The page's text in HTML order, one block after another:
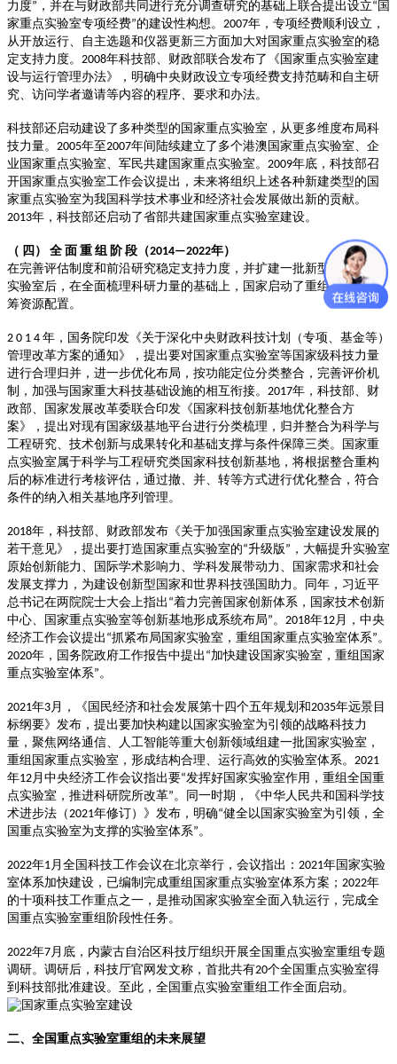
力度” ，并在与财政部共同进行充分调查研究的基础上联合提出设立“国
家重点实验室专项经费”的建设性构想。 2007年，专项经费顺利设立，
从开放运行、自主选题和仪器更新三方面加大对国家重点实验室的稳
定支持力度。 2008年科技部、财政部联合发布了《国家重点实验室建
设与运行管理办法》，明确中央财政设立专项经费支持范畴和自主研
究、访问学者邀请等内容的程序、要求和办法。
科技部还启动建设了多种类型的国家重点实验室，从更多维度布局科
技力量。 2005年至2007年间陆续建立了多个港澳国家重点实验室、企
业国家重点实验室、军民共建国家重点实验室。 2009年底，科技部召
开国家重点实验室工作会议提出，未来将组织上述各种新建类型的国
家重点实验室为我国科学技术事业和经济社会发展做出新的贡献。
2013年，科技部还启动了省部共建国家重点实验室建设。
（ 四） 全 面 重 组 阶 段（2014—2022年）
在完善评估制度和前沿研究稳定支持力度，并扩建一批新型国家重点
实验室后，在全面梳理科研力量的基础上，国家启动了重组计划，统
筹资源配置。
2 0 1 4 年，国务院印发《关于深化中央财政科技计划（专项、基金等）
管理改革方案的通知》，提出要对国家重点实验室等国家级科技力量
进行合理归并，进一步优化布局，按功能定位分类整合，完善评价机
制，加强与国家重大科技基础设施的相互衔接。 2017年，科技部、财
政部、国家发展改革委联合印发《国家科技创新基地优化整合方
案》，提出对现有国家级基地平台进行分类梳理，归并整合为科学与
工程研究、技术创新与成果转化和基础支撑与条件保障三类。国家重
点实验室属于科学与工程研究类国家科技创新基地，将根据整合重构
后的标准进行考核评估，通过撤、并、转等方式进行优化整合，符合
条件的纳入相关基地序列管理。
2018年，科技部、财政部发布《关于加强国家重点实验室建设发展的
若干意见》，提出要打造国家重点实验室的“升级版” ，大幅提升实验室
原始创新能力、国际学术影响力、学科发展带动力、国家需求和社会
发展支撑力，为建设创新型国家和世界科技强国助力。同年，习近平
总书记在两院院士大会上指出 “着力完善国家创新体系，国家技术创新
中心、国家重点实验室等创新基地形成系统布局” 。 2018年12 月，中央
经济工作会议提出 “抓紧布局国家实验室，重组国家重点实验室体系” 。
2020年，国务院政府工作报告中提出 “加快建设国家实验室，重组国家
重点实验室体系” 。
2021年3 月，《国民经济和社会发展第十四个五年规划和2035年远景目
标纲要》发布，提出要加快构建以国家实验室为引领的战略科技力
量，聚焦网络通信、人工智能等重大创新领域组建一批国家实验室，
重组国家重点实验室，形成结构合理、运行高效的实验室体系。 2021
年12 月中央经济工作会议指出要“发挥好国家实验室作用，重组全国重
点实验室，推进科研院所改革” 。同一时期，《中华人民共和国科学技
术进步法（2021年修订）》发布，明确“健全以国家实验室为引领，全
国重点实验室为支撑的实验室体系” 。
2022年1 月全国科技工作会议在北京举行，会议指出： 2021年国家实验
室体系加快建设，已编制完成重组国家重点实验室体系方案； 2022年
的十项科技工作重点之一，是推动国家实验室全面入轨运行，完成全
国重点实验室重组阶段性任务。
2022年7 月底，内蒙古自治区科技厅组织开展全国重点实验室重组专题
调研。调研后，科技厅官网发文称，首批共有20个全国重点实验室得
到科技部批准建设。至此，全国重点实验室重组工作全面启动。
二、全国重点实验室重组的未来展望